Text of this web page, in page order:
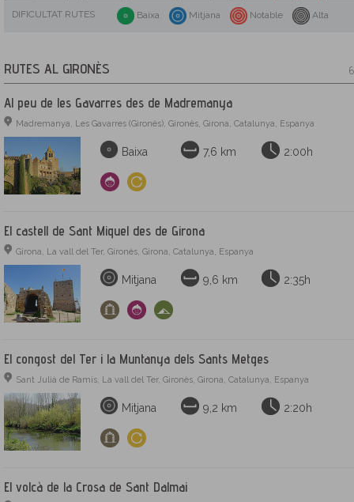
DIFICULTAT RUTES Baixa Mitjana Notable Alta
RUTES AL GIRONÈS
Al peu de les Gavarres des de Madremanya
Madremanya, Les Gavarres (Gironès), Gironès, Girona, Catalunya, Espanya
Baixa 7,6 km 2:00h
El castell de Sant Miquel des de Girona
Girona, La vall del Ter, Gironès, Girona, Catalunya, Espanya
Mitjana 9,6 km 2:35h
El congost del Ter i la Muntanya dels Sants Metges
Sant Julià de Ramis, La vall del Ter, Gironès, Girona, Catalunya, Espanya
Mitjana 9,2 km 2:20h
El volcà de la Crosa de Sant Dalmai